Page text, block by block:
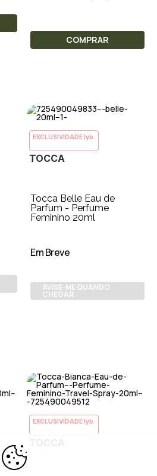
COMPRAR
EXCLUSIVIDADE lyb.
TOCCA
Tocca Belle Eau de
Parfum - Perfume
Feminino 20ml
Em Breve
AVISE-ME QUANDO
CHEGAR
EXCLUSIVIDADE lyb.